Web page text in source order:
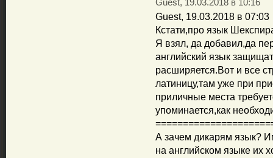
Guest, 19.03.2018 в 10:16
Guest, 19.03.2018 в 07:03
Кстати,про язык
Я взял, да добавил,да
английский язык
расширяется.Вот и все
латиницу,там уже при
приличные места
упоминается,как
А зачем дикарям язык?
на английском языке их